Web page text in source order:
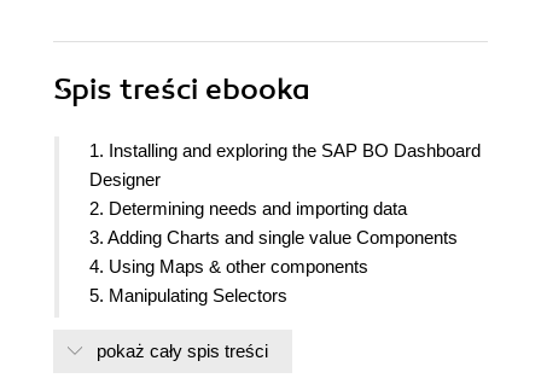
Spis treści ebooka
1. Installing and exploring the SAP BO Dashboard
Designer
2. Determining needs and importing data
3. Adding Charts and single value Components
4. Using Maps & other components
5. Manipulating Selectors
7. Styling up
pokaż cały spis treści